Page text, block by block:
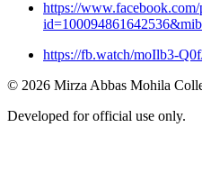
https://
https://fb.watch/moIlb3-
© 2026 Mirza Abbas Mohila
Developed for official use only.